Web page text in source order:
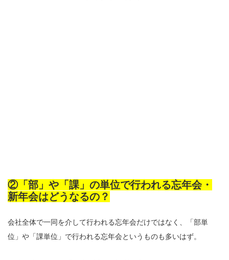
②「部」や「課」の単位で行われる忘年会・
新年会はどうなるの？
会社全体で一同を介して行われる忘年会だけではなく、「部単
位」や「課単位」で行われる忘年会というものも多いはず。